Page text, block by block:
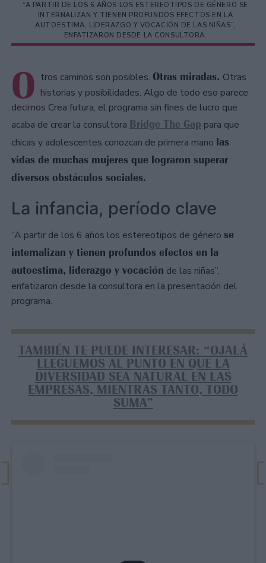
“A PARTIR DE LOS 6 AÑOS LOS ESTEREOTIPOS DE GÉNERO SE
INTERNALIZAN Y TIENEN PROFUNDOS EFECTOS EN LA
AUTOESTIMA, LIDERAZGO Y VOCACIÓN DE LAS NIÑAS”,
ENFATIZARON DESDE LA CONSULTORA.
O tros caminos son posibles. Otras miradas. Otras
historias y posibilidades. Algo de todo eso parece
decirnos Crea futura, el programa sin fines de lucro que
acaba de crear la consultora Bridge The Gap para que
chicas y adolescentes conozcan de primera mano las
vidas de muchas mujeres que lograron superar
diversos obstáculos sociales.
La infancia, período clave
“A partir de los 6 años los estereotipos de género se
internalizan y tienen profundos efectos en la
autoestima, liderazgo y vocación de las niñas”,
enfatizaron desde la consultora en la presentación del
programa.
TAMBIÉN TE PUEDE INTERESAR: “OJALÁ
LLEGUEMOS AL PUNTO EN QUE LA
DIVERSIDAD SEA NATURAL EN LAS
EMPRESAS, MIENTRAS TANTO, TODO
SUMA”